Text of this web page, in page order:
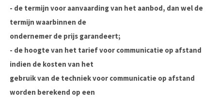
- de termijn voor aanvaarding van het aanbod, dan wel de
termijn waarbinnen de
ondernemer de prijs garandeert;
- de hoogte van het tarief voor communicatie op afstand
indien de kosten van het
gebruik van de techniek voor communicatie op afstand
worden berekend op een